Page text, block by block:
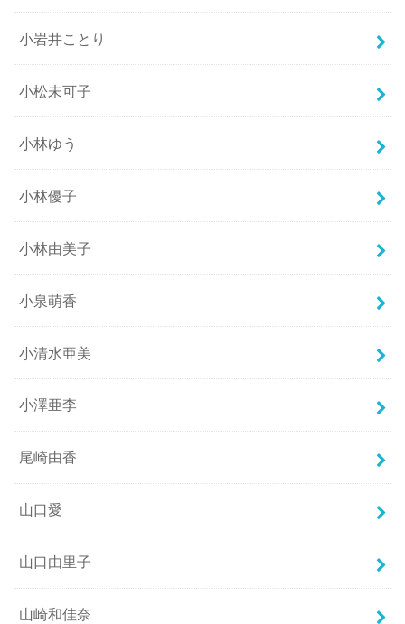
小岩井ことり
小松未可子
小林ゆう
小林優子
小林由美子
小泉萌香
小清水亜美
小澤亜李
尾崎由香
山口愛
山口由里子
山崎和佳奈